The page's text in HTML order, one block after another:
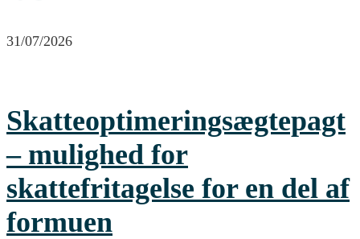
31/07/2026
Skatteoptimeringsægtepagt
– mulighed for
skattefritagelse for en del af
formuen